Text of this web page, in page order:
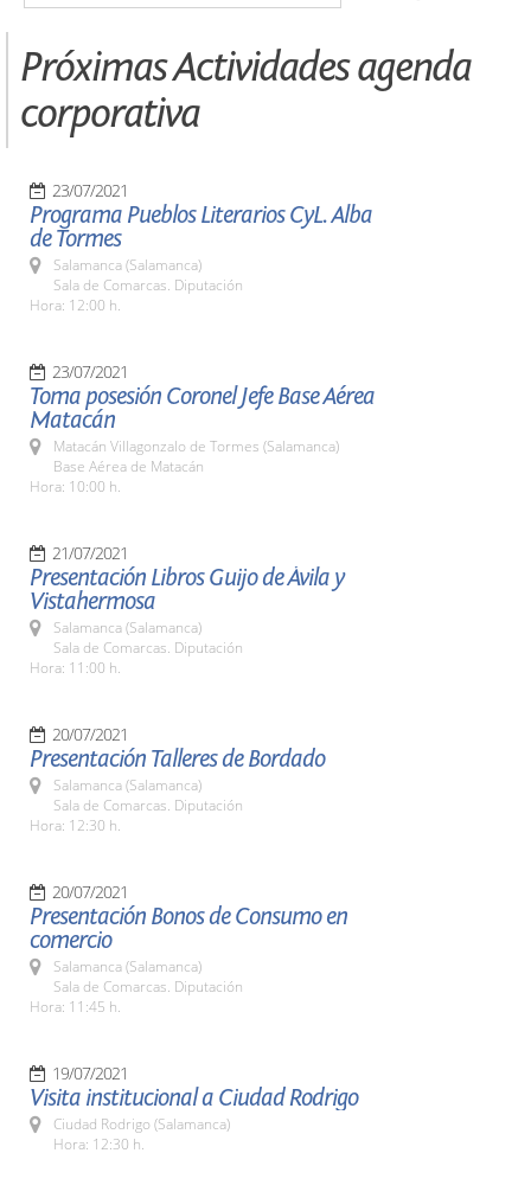
Próximas Actividades agenda
corporativa
23/07/2021
Programa Pueblos Literarios CyL. Alba
de Tormes
Salamanca (Salamanca)
Sala de Comarcas. Diputación
Hora: 12:00 h.
23/07/2021
Toma posesión Coronel Jefe Base Aérea
Matacán
Matacán Villagonzalo de Tormes (Salamanca)
Base Aérea de Matacán
Hora: 10:00 h.
21/07/2021
Presentación Libros Guijo de Ávila y
Vistahermosa
Salamanca (Salamanca)
Sala de Comarcas. Diputación
Hora: 11:00 h.
20/07/2021
Presentación Talleres de Bordado
Salamanca (Salamanca)
Sala de Comarcas. Diputación
Hora: 12:30 h.
20/07/2021
Presentación Bonos de Consumo en
comercio
Salamanca (Salamanca)
Sala de Comarcas. Diputación
Hora: 11:45 h.
19/07/2021
Visita institucional a Ciudad Rodrigo
Ciudad Rodrigo (Salamanca)
Hora: 12:30 h.